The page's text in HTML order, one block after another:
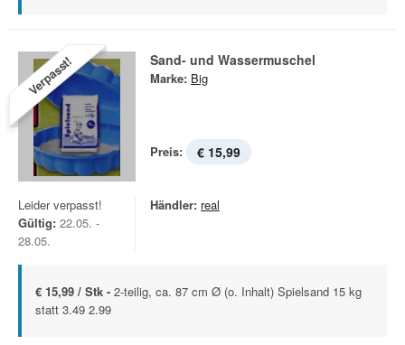
Verpasst! Sand- und Wassermuschel
Marke: Big
Preis: € 15,99
Leider verpasst!
Gültig: 22.05. -
28.05.
Händler: real
€ 15,99 / Stk - 2-teilig, ca. 87 cm Ø (o. Inhalt) Spielsand 15 kg
statt 3.49 2.99